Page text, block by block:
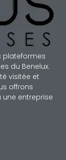
plateformes
du Benelux.
visitée et
offrons
une entreprise